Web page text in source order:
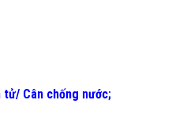
tử/ Cân chống nước;